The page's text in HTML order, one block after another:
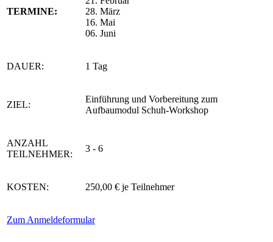
TERMINE:
28. März
16. Mai
06. Juni
DAUER: 1 Tag
ZIEL:
Einführung und Vorbereitung zum
Aufbaumodul Schuh-Workshop
ANZAHL
TEILNEHMER:
3 - 6
KOSTEN: 250,00 € je Teilnehmer
Zum Anmeldeformular